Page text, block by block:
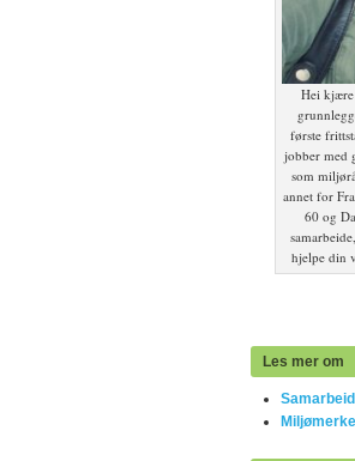
Hei kjære
første
jobber med
som
annet for
60 og
hjelpe din
Les mer om